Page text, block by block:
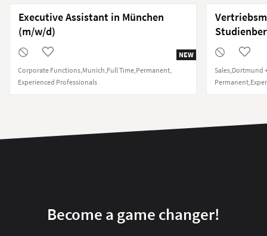
NEW
Executive Assistant in München
(m/w/d)
Corporate Functions Munich Full Time Permanent
Experienced Professionals
Sales Dortmund
Permanent
Become a game changer!